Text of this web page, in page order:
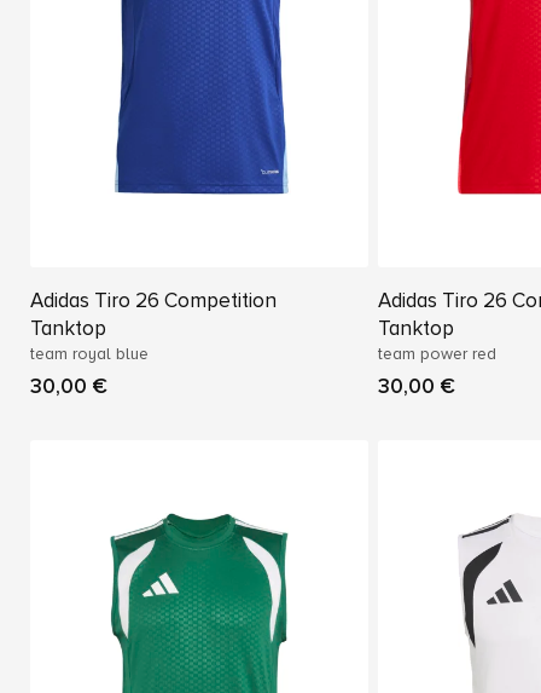
Adidas Tiro 26 Competition
Tanktop
team royal blue
30,00 €
Adidas Tiro 26
Tanktop
team power red
30,00 €